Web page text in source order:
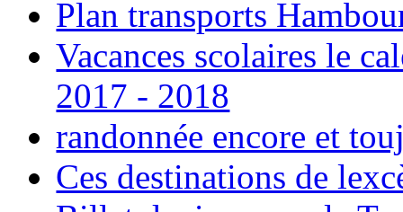
Plan transports
Vacances scolaires le
2017 - 2018
randonnée encore et
Ces destinations de